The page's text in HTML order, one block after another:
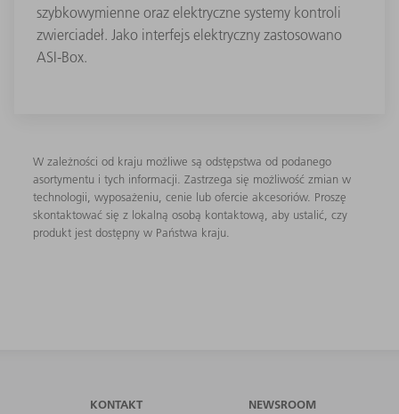
szybkowymienne oraz elektryczne systemy kontroli
zwierciadeł. Jako interfejs elektryczny zastosowano
ASI-Box.
W zależności od kraju możliwe są odstępstwa od podanego
asortymentu i tych informacji. Zastrzega się możliwość zmian w
technologii, wyposażeniu, cenie lub ofercie akcesoriów. Proszę
skontaktować się z lokalną osobą kontaktową, aby ustalić, czy
produkt jest dostępny w Państwa kraju.
KONTAKT NEWSROOM